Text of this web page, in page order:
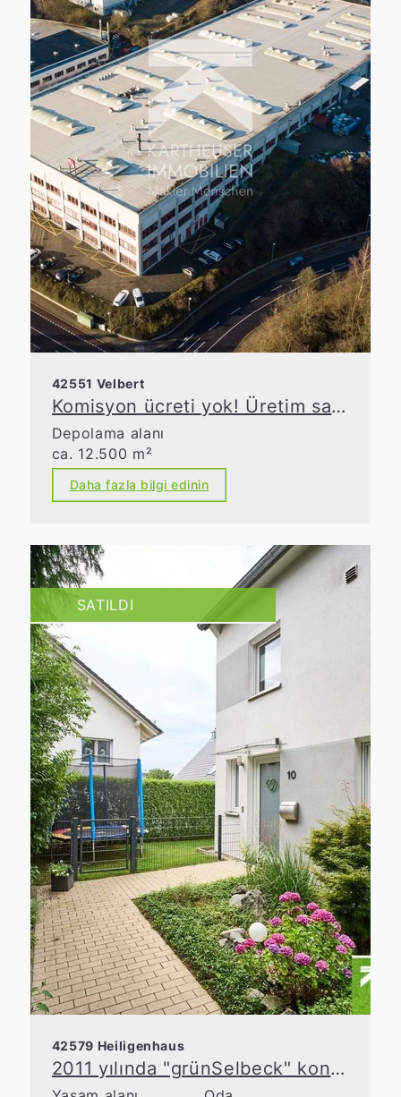
42551 Velbert
Komisyon ücreti yok! Üretim salonu, ofisler ve açık alandan oluşan endüstri kompleksi
Depolama alanı
ca. 12.500 m²
Daha fazla bilgi edinin
SATILDI
42579 Heiligenhaus
2011 yılında "grünSelbeck" konut bölgesinde inşa edilen sıra ev